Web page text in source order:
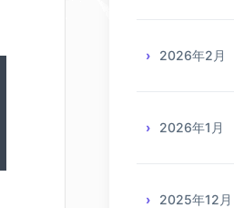
2026年2月
2026年1月
2025年12月